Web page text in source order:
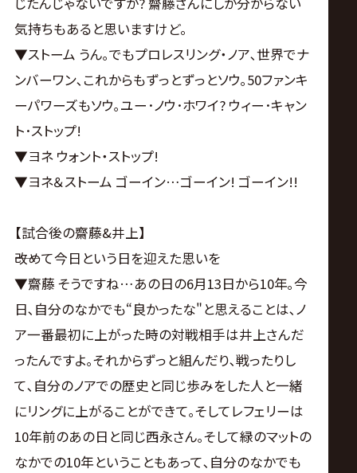
気持ちもあると思いますけど。
▼ストーム うん｡でもプロレスリング・ノア､世界でナ
ンバーワン､これからもずっとずっとソウ｡50ファンキ
ーパワーズもソウ｡ユー･ノウ･ホワイ? ウィー･キャン
ト･ストップ!
▼ヨネ ウォント・ストップ!
▼ヨネ＆ストーム ゴーイン…ゴーイン! ゴーイン!!
【試合後の齋藤&井上】
――改めて今日という日を迎えた思いを
▼齋藤 そうですね…あの日の6月13日から10年｡今
日､自分のなかでも“良かったな"と思えることは､ノ
ア一番最初に上がった時の対戦相手は井上さんだ
ったんですよ｡それからずっと組んだり､戦ったりし
て､自分のノアでの歴史と同じ歩みをした人と一緒
にリングに上がることができて｡そしてレフェリーは
10年前のあの日と同じ西永さん｡そして緑のマットの
なかでの10年ということもあって､自分のなかでも